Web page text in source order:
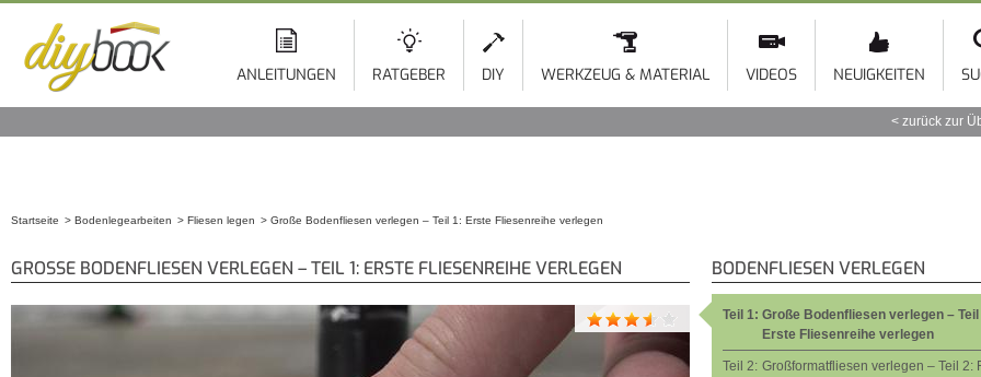
ANLEITUNGEN RATGEBER DIY WERKZEUG & MATERIAL VIDEOS NEUIGKEITEN
zurück zur
Startseite Bodenlegearbeiten Fliesen legen Große Bodenfliesen verlegen – Teil 1: Erste Fliesenreihe verlegen
GROSSE BODENFLIESEN VERLEGEN – TEIL 1: ERSTE FLIESENREIHE VERLEGEN BODENFLIESEN VERLEGEN
Teil 1: Große Bodenfliesen verlegen – Teil
Erste Fliesenreihe verlegen
Teil 2: Großformatfliesen verlegen – Teil 2: